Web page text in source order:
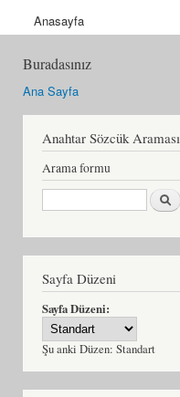
Anasayfa
Buradasınız
Ana Sayfa
Anahtar Sözcük Araması
Arama formu
Ara
Sayfa Düzeni
Sayfa Düzeni:
Şu anki Düzen: Standart